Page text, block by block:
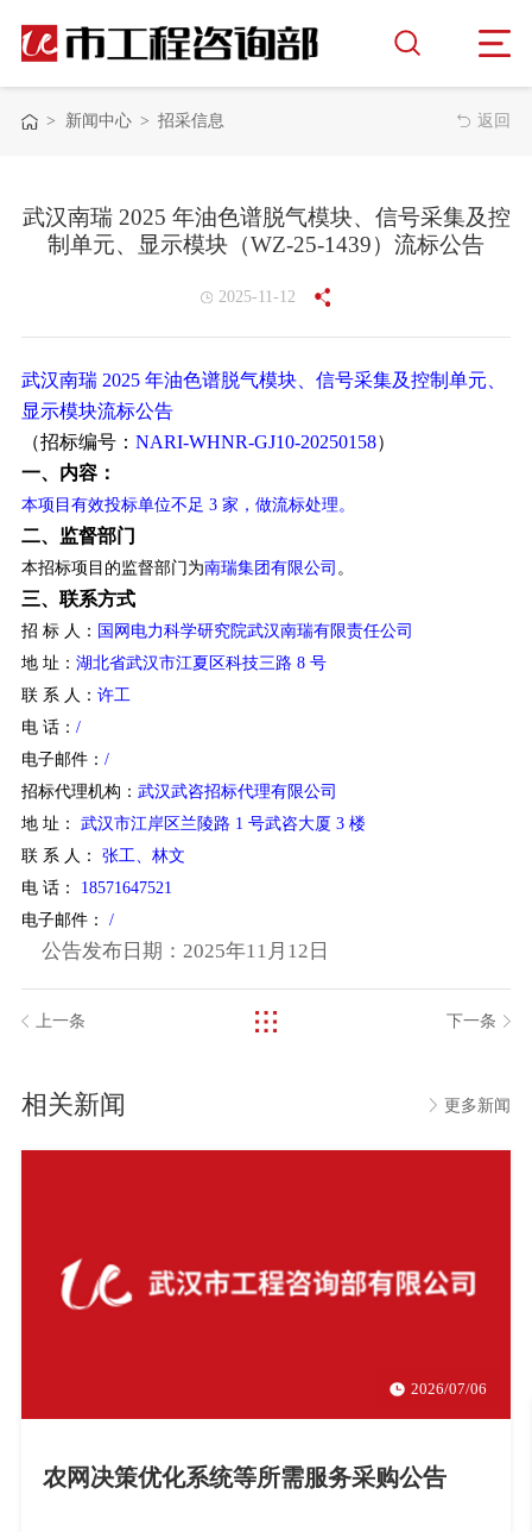
> 新闻中心 > 招采信息 返回
武汉南瑞 2025 年油色谱脱气模块、信号采集及控
制单元、显示模块（WZ-25-1439）流标公告
2025-11-12
武汉南瑞 2025 年油色谱脱气模块、信号采集及控制单元、
显示模块流标公告
（招标编号： NARI-WHNR-GJ10-20250158）
一、内容：
本项目有效投标单位不足 3 家，做流标处理。
二、监督部门
本招标项目的监督部门为南瑞集团有限公司 。
三、联系方式
招 标 人： 国网电力科学研究院武汉南瑞有限责任公司
地 址： 湖北省武汉市江夏区科技三路 8 号
联 系 人： 许工
电 话： /
电子邮件： /
招标代理机构： 武汉武咨招标代理有限公司
地 址： 武汉市江岸区兰陵路 1 号武咨大厦 3 楼
联 系 人： 张工、林文
电 话： 18571647521
电子邮件： /
公告发布日期：2025年11月12日
上一条 下一条
相关新闻 更多新闻
2026/07/06
农网决策优化系统等所需服务采购公告